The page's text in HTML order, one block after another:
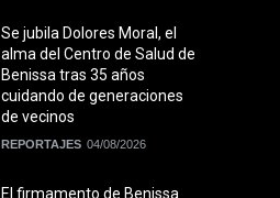
Se jubila Dolores Moral, el
alma del Centro de Salud de
Benissa tras 35 años
cuidando de generaciones
de vecinos
REPORTAJES 04/08/2026
El firmamento de Benissa